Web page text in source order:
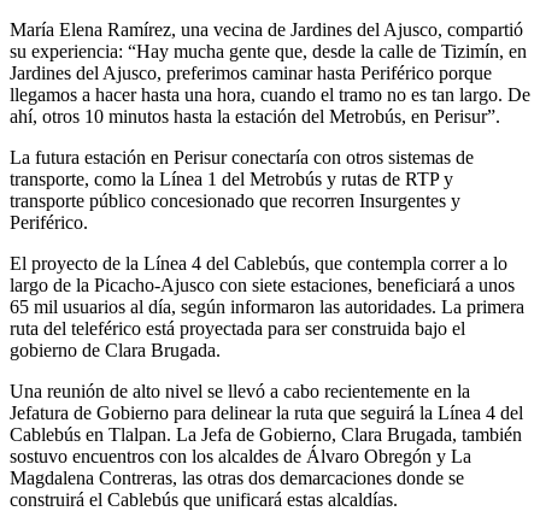
María Elena Ramírez, una vecina de Jardines del Ajusco, compartió
su experiencia: “Hay mucha gente que, desde la calle de Tizimín, en
Jardines del Ajusco, preferimos caminar hasta Periférico porque
llegamos a hacer hasta una hora, cuando el tramo no es tan largo. De
ahí, otros 10 minutos hasta la estación del Metrobús, en Perisur”.
La futura estación en Perisur conectaría con otros sistemas de
transporte, como la Línea 1 del Metrobús y rutas de RTP y
transporte público concesionado que recorren Insurgentes y
Periférico.
El proyecto de la Línea 4 del Cablebús, que contempla correr a lo
largo de la Picacho-Ajusco con siete estaciones, beneficiará a unos
65 mil usuarios al día, según informaron las autoridades. La primera
ruta del teleférico está proyectada para ser construida bajo el
gobierno de Clara Brugada.
Una reunión de alto nivel se llevó a cabo recientemente en la
Jefatura de Gobierno para delinear la ruta que seguirá la Línea 4 del
Cablebús en Tlalpan. La Jefa de Gobierno, Clara Brugada, también
sostuvo encuentros con los alcaldes de Álvaro Obregón y La
Magdalena Contreras, las otras dos demarcaciones donde se
construirá el Cablebús que unificará estas alcaldías.